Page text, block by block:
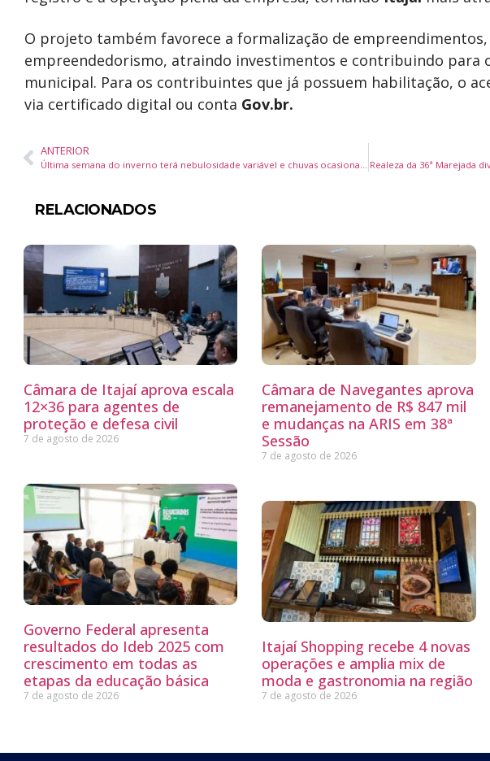
O projeto também favorece a formalização de
empreendedorismo, atraindo investimentos e contribuindo para
municipal. Para os contribuintes que já possuem habilitação, o
via certificado digital ou conta Gov.br.
ANTERIOR
Última semana do inverno terá nebulosidade variável e chuvas ocasionais em Itajaí Realeza da 36ª Marejada
RELACIONADOS
Câmara de Itajaí aprova escala
12×36 para agentes de
proteção e defesa civil
7 de agosto de 2026
Câmara de Navegantes aprova
remanejamento de R$ 847 mil
e mudanças na ARIS em 38ª
Sessão
7 de agosto de 2026
Governo Federal apresenta
resultados do Ideb 2025 com
crescimento em todas as
etapas da educação básica
7 de agosto de 2026
Itajaí Shopping recebe 4 novas
operações e amplia mix de
moda e gastronomia na região
7 de agosto de 2026